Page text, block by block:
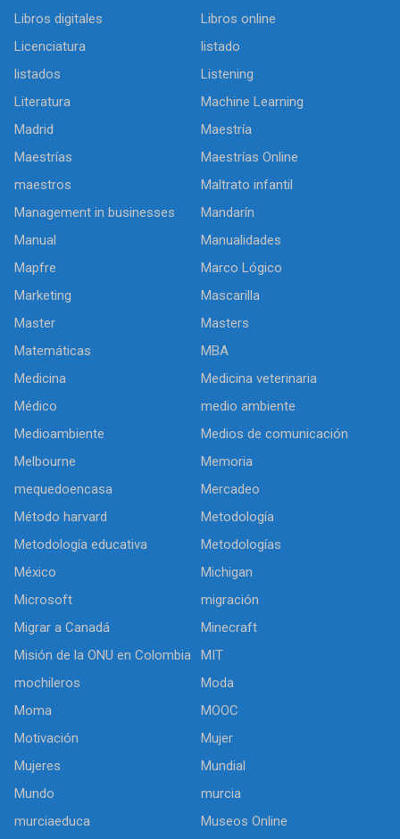
Libros digitales
Libros online
Licenciatura
listado
listados
Listening
Literatura
Machine Learning
Madrid
Maestría
Maestrías
Maestrías Online
maestros
Maltrato infantil
Management in businesses
Mandarín
Manual
Manualidades
Mapfre
Marco Lógico
Marketing
Mascarilla
Master
Masters
Matemáticas
MBA
Medicina
Medicina veterinaria
Médico
medio ambiente
Medioambiente
Medios de comunicación
Melbourne
Memoria
mequedoencasa
Mercadeo
Método harvard
Metodología
Metodología educativa
Metodologías
México
Michigan
Microsoft
migración
Migrar a Canadá
Minecraft
Misión de la ONU en Colombia
MIT
mochileros
Moda
Moma
MOOC
Motivación
Mujer
Mujeres
Mundial
Mundo
murcia
murciaeduca
Museos Online